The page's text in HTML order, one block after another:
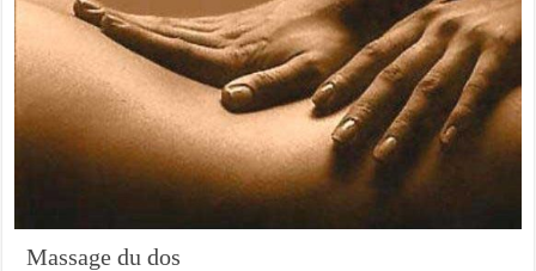
Massage du dos